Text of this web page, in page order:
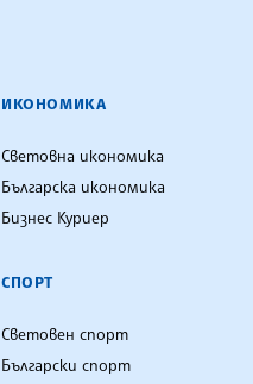
ИКОНОМИКА
Световна икономика
Българска икономика
Бизнес Куриер
СПОРТ
Световен спорт
Български спорт